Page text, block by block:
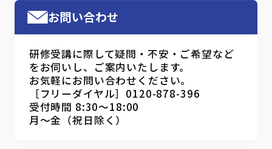
お問い合わせ
研修受講に際して疑問・不安・ご希望など
をお伺いし、ご案内いたします。
お気軽にお問い合わせください。
［フリーダイヤル］0120-878-396
受付時間 8:30～18:00
月～金（祝日除く）